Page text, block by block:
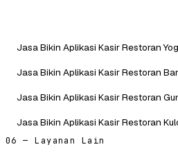
Jasa Bikin Aplikasi Kasir Restoran
Jasa Bikin Aplikasi Kasir Restoran
Jasa Bikin Aplikasi Kasir Restoran
Jasa Bikin Aplikasi Kasir Restoran
06 — Layanan Lain